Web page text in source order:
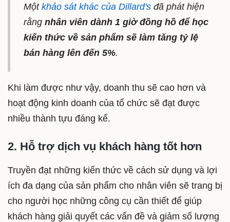
Một khảo sát khác của Dillard'sđã phát hiện
rằng nhân viên dành 1 giờ đồng hồ để học
kiến thức về sản phẩm sẽ làm tăng tỷ lệ
bán hàng lên đến 5%.
Khi làm được như vậy, doanh thu sẽ cao hơn và
hoạt động kinh doanh của tổ chức sẽ đạt được
nhiều thành tựu đáng kể.
2. Hỗ trợ dịch vụ khách hàng tốt hơn
Truyền đạt những kiến thức về cách sử dụng và lợi
ích đa dạng của sản phẩm cho nhân viên sẽ trang bị
cho người học những công cụ cần thiết để giúp
khách hàng giải quyết các vấn đề và giảm số lượng